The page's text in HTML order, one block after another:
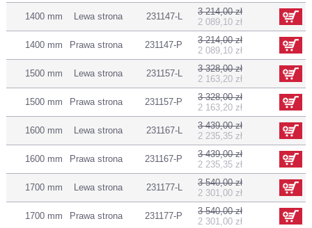
1400 mm Lewa strona 231147-L
3 214,00 zł
2 089,10 zł
1400 mm Prawa strona 231147-P
3 214,00 zł
2 089,10 zł
1500 mm Lewa strona 231157-L
3 328,00 zł
2 163,20 zł
1500 mm Prawa strona 231157-P
3 328,00 zł
2 163,20 zł
1600 mm Lewa strona 231167-L
3 439,00 zł
2 235,35 zł
1600 mm Prawa strona 231167-P
3 439,00 zł
2 235,35 zł
1700 mm Lewa strona 231177-L
3 540,00 zł
2 301,00 zł
1700 mm Prawa strona 231177-P
3 540,00 zł
2 301,00 zł